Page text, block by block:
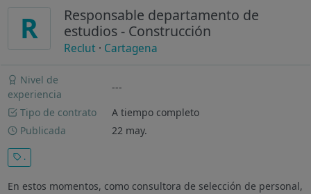
R
Responsable departamento de
estudios - Construcción
Reclut · Cartagena
Nivel de
experiencia
---
Tipo de contrato
A tiempo completo
Publicada
22 may.
.
En estos momentos, como consultora de selección de personal,